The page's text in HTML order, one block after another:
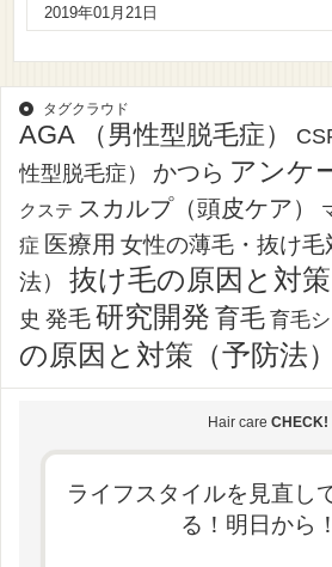
2019年01月21日
タグクラウド
AGA （男性型脱毛症）
性型脱毛症）
かつら アンケ
クステ スカルプ（頭皮ケア）
症 医療用 女性の薄毛・抜け
法）
抜け毛の原因と対策
史 発毛研究開発 育毛 育毛
の原因と対策（予防法）
Hair care CHECK!
ライフスタイルを見直し
る！明日から！